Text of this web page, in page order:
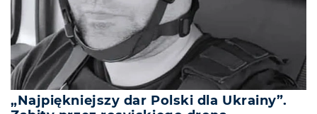
„Najpiękniejszy dar Polski dla Ukrainy”.